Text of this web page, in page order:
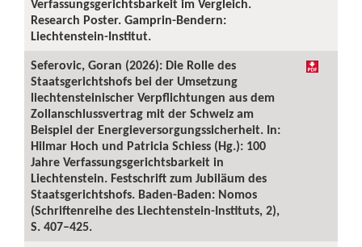
Verfassungsgerichtsbarkeit im Vergleich.
Research Poster. Gamprin-Bendern:
Liechtenstein-Institut.
Seferovic, Goran (2026): Die Rolle des
Staatsgerichtshofs bei der Umsetzung
liechtensteinischer Verpflichtungen aus dem
Zollanschlussvertrag mit der Schweiz am
Beispiel der Energieversorgungssicherheit. In:
Hilmar Hoch und Patricia Schiess (Hg.): 100
Jahre Verfassungsgerichtsbarkeit in
Liechtenstein. Festschrift zum Jubiläum des
Staatsgerichtshofs. Baden-Baden: Nomos
(Schriftenreihe des Liechtenstein-Instituts, 2),
S. 407–425.